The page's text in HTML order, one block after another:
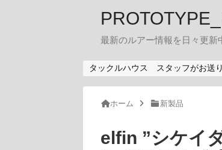
最新のルアー情報を日々更新
タックルハウス スタッフがお送り
ホーム 新製品
elfin ”シケイ